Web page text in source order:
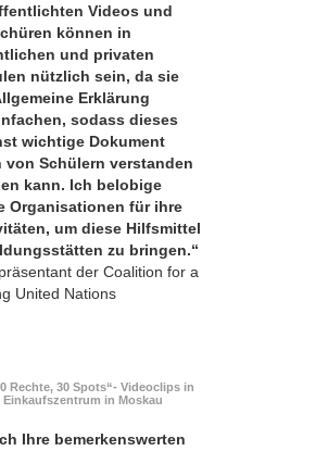
Videos und
können in
und privaten
nützlich sein, da sie
Erklärung
sodass dieses
wichtige Dokument
von Schülern verstanden
kann. Ich belobige
Organisationen für ihre
um diese Hilfsmittel
zu bringen.“
der Coalition for a
United Nations
Rechte, 30 Spots“- Videoclips in
Einkaufszentrum in Moskau
Ihre bemerkens­werten